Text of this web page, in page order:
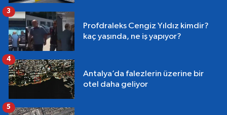
Profdraleks Cengiz Yıldız kimdir?
kaç yaşında, ne iş yapıyor?
3
Antalya’da falezlerin üzerine bir
otel daha geliyor
4
5